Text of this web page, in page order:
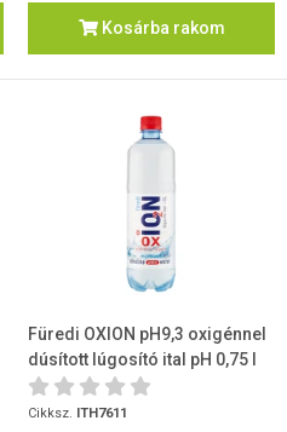
Kosárba rakom
Füredi OXION pH9,3 oxigénnel
dúsított lúgosító ital pH 0,75 l
Cikksz. ITH7611